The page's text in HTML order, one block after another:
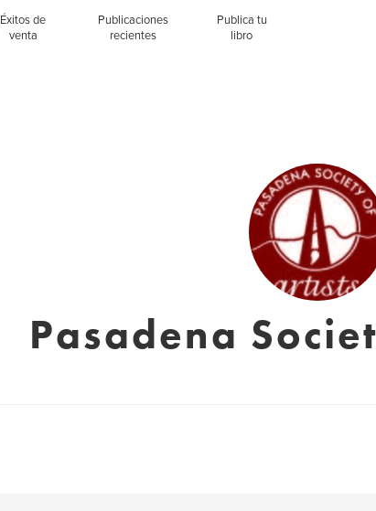
Éxitos de
venta
Publicaciones
recientes
Publica tu
libro
Pasadena